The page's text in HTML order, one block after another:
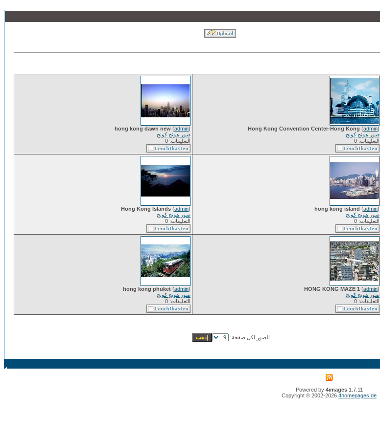
Hong Kong Convention Center-Hong Kong (admin)
صور هونج كونج
التعليقات: 0
hong kong dawn new (admin)
صور هونج كونج
التعليقات: 0
hong kong island (admin)
صور هونج كونج
التعليقات: 0
Hong Kong Islands (admin)
صور هونج كونج
التعليقات: 0
HONG KONG MAZE 1 (admin)
صور هونج كونج
التعليقات: 0
hong kong phuket (admin)
صور هونج كونج
التعليقات: 0
الصور لكل صفحة:
Powered by 4images1.7.11
Copyright © 2002-2026 4homepages.de